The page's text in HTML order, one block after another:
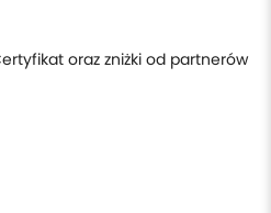
oraz zniżki od partnerów